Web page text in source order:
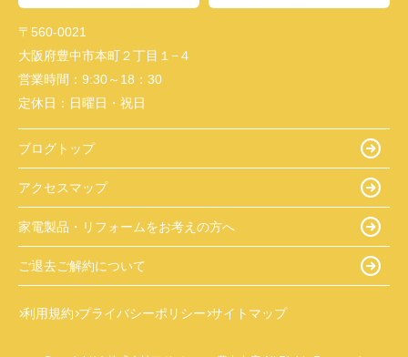
〒560-0021
大阪府豊中市本町２丁目１−４
営業時間： 9:30～18：30
定休日： 日曜日・祝日
ブログトップ
アクセスマップ
家電製品・リフォームをお考えの方へ
ご退去ご解約について
利用規約 プライバシーポリシー サイトマップ